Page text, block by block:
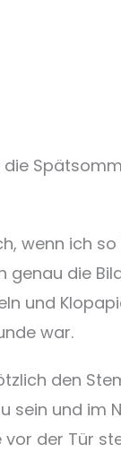
die
wenn ich so
genau die
und
war.
den
sein und im
der Tür